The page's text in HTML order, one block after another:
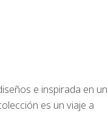
e inspirada en
es un viaje a